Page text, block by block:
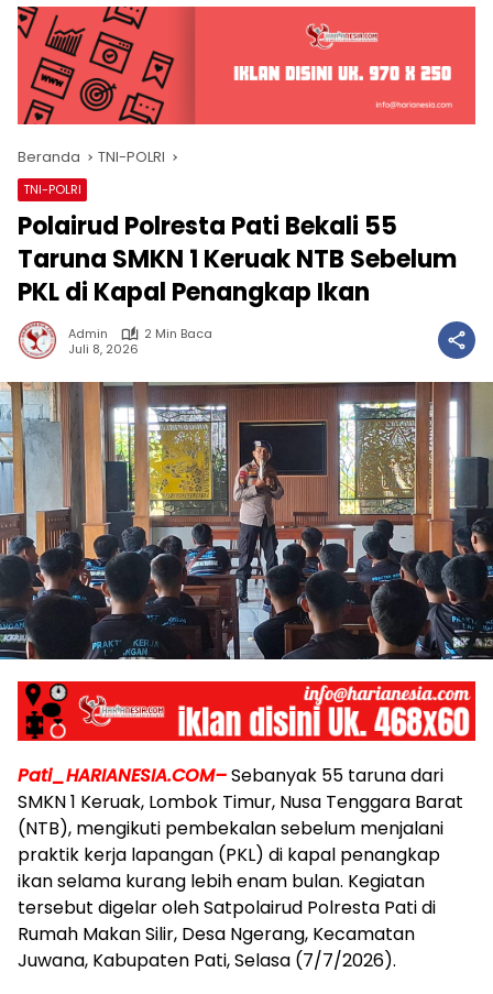
Beranda TNI-POLRI
TNI-POLRI
Polairud Polresta Pati Bekali 55
Taruna SMKN 1 Keruak NTB Sebelum
PKL di Kapal Penangkap Ikan
Admin
2 Min Baca
Juli 8, 2026
Pati_HARIANESIA.COM–Sebanyak 55 taruna dari
SMKN 1 Keruak, Lombok Timur, Nusa Tenggara Barat
(NTB), mengikuti pembekalan sebelum menjalani
praktik kerja lapangan (PKL) di kapal penangkap
ikan selama kurang lebih enam bulan. Kegiatan
tersebut digelar oleh Satpolairud Polresta Pati di
Rumah Makan Silir, Desa Ngerang, Kecamatan
Juwana, Kabupaten Pati, Selasa (7/7/2026).